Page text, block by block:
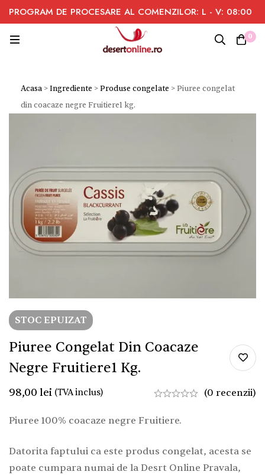
PROGRAM DE PROCESARE AL COMENZILOR: L - V: 08:00
- 16:00
0
Acasa >Ingrediente >Produse congelate > Piuree congelat
din coacaze negre Fruitiere1 kg.
STOC EPUIZAT
Piuree Congelat Din Coacaze
Negre Fruitiere1 Kg.
98,00 lei (TVA inclus) (0 recenzii)
Piuree 100% coacaze negre Fruitiere.
Datorita faptului ca este produs congelat, acesta se
poate cumpara numai de la Desrt Online Pravala,